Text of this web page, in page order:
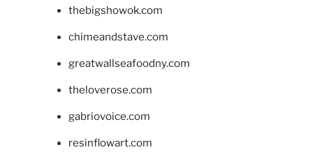
thebigshowok.com
chimeandstave.com
greatwallseafoodny.com
theloverose.com
gabriovoice.com
resinflowart.com